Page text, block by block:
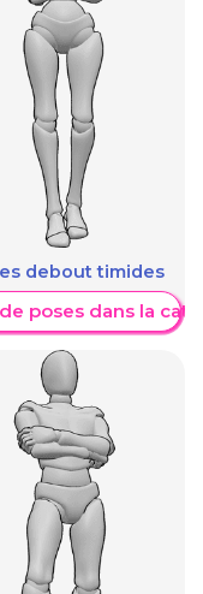
debout timides
poses dans la